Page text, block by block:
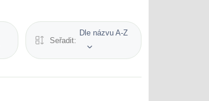
Seřadit:
Dle názvu A-Z